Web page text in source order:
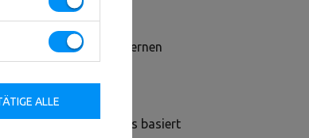
mit dem Sie die stählernen
mit dem Sie Ihre
des Geräts basiert
ALLE